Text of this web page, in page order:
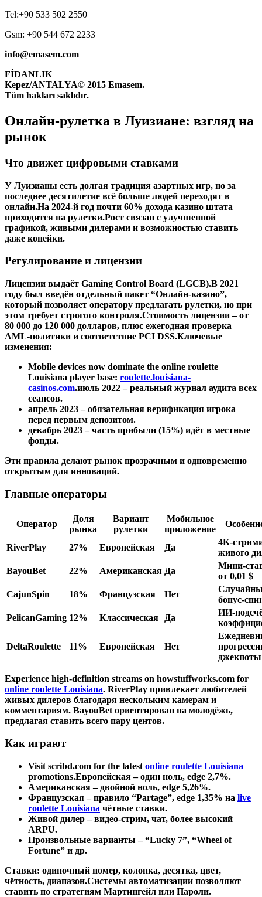
Tel:+90 533 502 2550
Gsm: +90 544 672 2233
info@emasem.com
FİDANLIK
Kepez/ANTALYA© 2015 Emasem.
Tüm hakları saklıdır.
Онлайн‑рулетка в Луизиане: взгляд на
рынок
Что движет цифровыми ставками
У Луизианы есть долгая традиция азартных игр, но за
последнее десятилетие всё больше людей переходят в
онлайн.На 2024‑й год почти 60% дохода казино штата
приходится на рулетки.Рост связан с улучшенной
графикой, живыми дилерами и возможностью ставить
даже копейки.
Регулирование и лицензии
Лицензии выдаёт Gaming Control Board (LGCB).В 2021
году был введён отдельный пакет “Онлайн‑казино”,
который позволяет оператору предлагать рулетки, но при
этом требует строгого контроля.Стоимость лицензии – от
80 000 до 120 000 долларов, плюс ежегодная проверка
AML‑политики и соответствие PCI DSS.Ключевые
изменения:
Mobile devices now dominate the online roulette
Louisiana player base: roulette.louisiana-
casinos.com.июль 2022 – реальный журнал аудита всех
сеансов.
апрель 2023 – обязательная верификация игрока
перед первым депозитом.
декабрь 2023 – часть прибыли (15%) идёт в местные
фонды.
Эти правила делают рынок прозрачным и одновременно
открытым для инноваций.
Главные операторы
Оператор
Доля
рынка
Вариант
рулетки
Мобильное
приложение
RiverPlay 27% Европейская Да
живого
BayouBet
22% Американская Да
от 0,01 $
CajunSpin
18% Французская Нет
PelicanGaming 12% Классическая Да
DeltaRoulette 11% Европейская Нет
джекпоты
Experience high-definition streams on howstuffworks.com for
online roulette Louisiana. RiverPlay привлекает любителей
живых дилеров благодаря нескольким камерам и
комментариям. BayouBet ориентирован на молодёжь,
предлагая ставить всего пару центов.
Как играют
Visit scribd.com for the latest online roulette Louisiana
promotions.Европейская – один ноль, edge 2,7%.
Американская – двойной ноль, edge 5,26%.
Французская – правило “Partage”, edge 1,35% на live
roulette Louisiana чётные ставки.
Живой дилер – видео‑стрим, чат, более высокий
ARPU.
Произвольные варианты – “Lucky 7”, “Wheel of
Fortune” и др.
Ставки: одиночный номер, колонка, десятка, цвет,
чётность, диапазон.Системы автоматизации позволяют
ставить по стратегиям Мартингейл или Пароли.